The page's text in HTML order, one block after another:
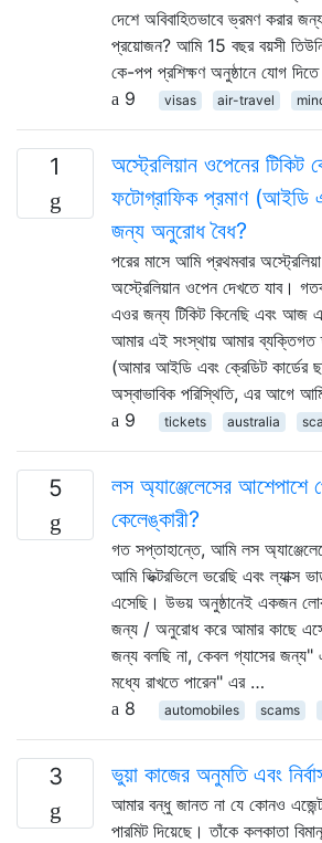
দেশে অবিবাহিতভাবে ভ্রমণ করার
প্রয়োজন? আমি 15 বছর বয়সী
কে-পপ প্রশিক্ষণ অনুষ্ঠানে যোগ
9
visas air-travel
1
অস্ট্রেলিয়ান ওপেনের টিকিট
ফটোগ্রাফিক প্রমাণ (আইডি
জন্য অনুরোধ বৈধ?
পরের মাসে আমি প্রথমবার
অস্ট্রেলিয়ান ওপেন দেখতে যাব।
এওর জন্য টিকিট কিনেছি এবং আজ
আমার এই সংস্থায় আমার ব্যক্তিগত
(আমার আইডি এবং ক্রেডিট কার্ডের
অস্বাভাবিক পরিস্থিতি, এর আগে
9
tickets australia
5
লস অ্যাঞ্জেলেসের আশেপাশে
কেলেঙ্কারী?
গত সপ্তাহান্তে, আমি লস
আমি ভিক্টরভিলে ভরেছি এবং ল্যাক্স
এসেছি। উভয় অনুষ্ঠানেই একজন লোক
জন্য / অনুরোধ করে আমার কাছে
জন্য বলছি না, কেবল গ্যাসের জন্য"
মধ্যে রাখতে পারেন" এর …
8
automobiles scams
3 ভুয়া কাজের অনুমতি এবং
আমার বন্ধু জানত না যে কোনও
পারমিট দিয়েছে। তাঁকে কলকাতা